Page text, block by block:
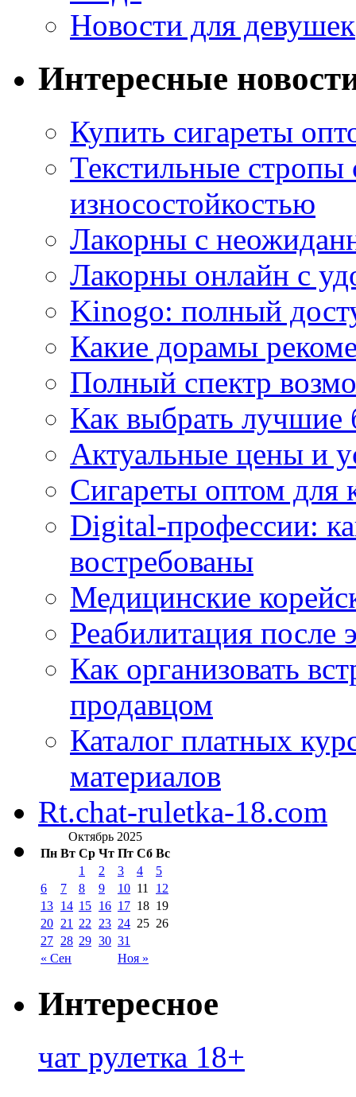
Новости для девушек
Интересные
Купить сигареты
Текстильные
износостойкостью
Лакорны с
Лакорны онлайн с
Kinogo: полный
Какие дорамы
Полный спектр
Как выбрать
Актуальные цены и
Сигареты оптом для
Digital-профессии:
востребованы
Медицинские
Реабилитация после
Как организовать
продавцом
Каталог платных
материалов
Rt.chat-ruletka-18.com
Октябрь 2025
Пн Вт Ср Чт Пт Сб Вс
« Сен Ноя »
1 2 3 4
5
6
7 8 9 10 11
12
13 14 15 16 17 18 19
20 21 22 23 24 25 26
27 28 29 30 31
Интересное
чат рулетка 18+